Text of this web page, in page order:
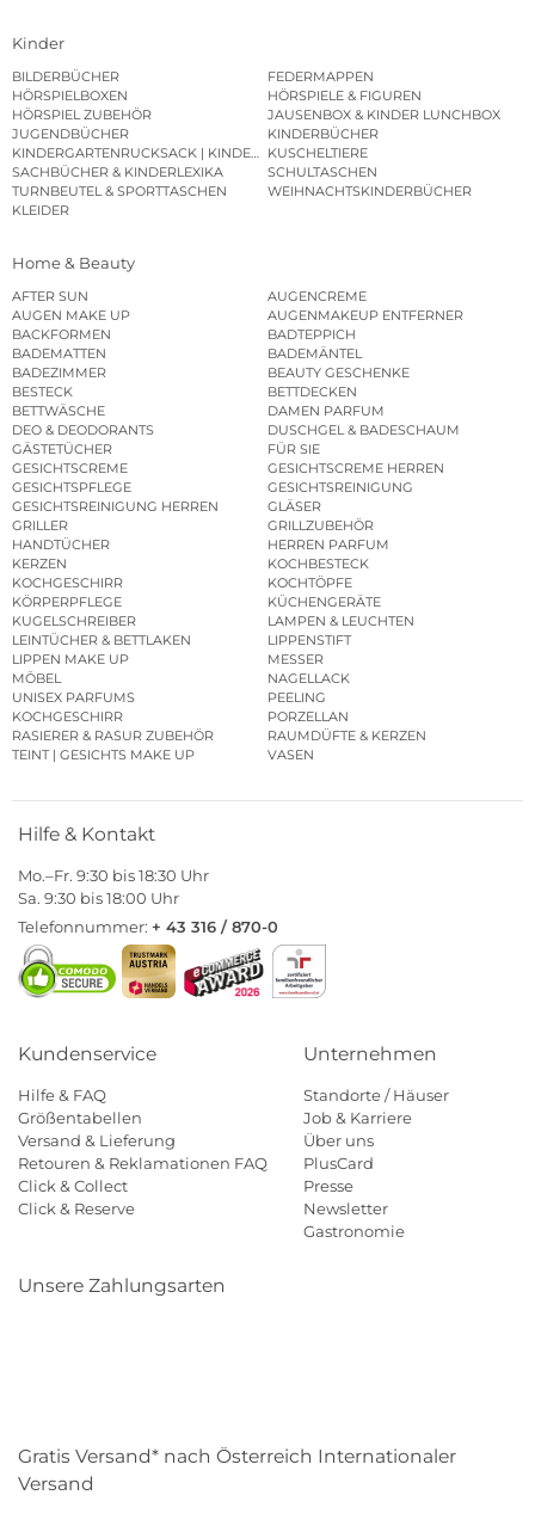
Kinder
BILDERBÜCHER
FEDERMAPPEN
HÖRSPIELBOXEN
HÖRSPIELE & FIGUREN
HÖRSPIEL ZUBEHÖR
JAUSENBOX & KINDER LUNCHBOX
JUGENDBÜCHER
KINDERBÜCHER
KINDERGARTENRUCKSACK | KINDERGARTENBEUTEL
KUSCHELTIERE
SACHBÜCHER & KINDERLEXIKA
SCHULTASCHEN
TURNBEUTEL & SPORTTASCHEN
WEIHNACHTSKINDERBÜCHER
KLEIDER
Home & Beauty
AFTER SUN
AUGENCREME
AUGEN MAKE UP
AUGENMAKEUP ENTFERNER
BACKFORMEN
BADTEPPICH
BADEMATTEN
BADEMÄNTEL
BADEZIMMER
BEAUTY GESCHENKE
BESTECK
BETTDECKEN
BETTWÄSCHE
DAMEN PARFUM
DEO & DEODORANTS
DUSCHGEL & BADESCHAUM
GÄSTETÜCHER
FÜR SIE
GESICHTSCREME
GESICHTSCREME HERREN
GESICHTSPFLEGE
GESICHTSREINIGUNG
GESICHTSREINIGUNG HERREN
GLÄSER
GRILLER
GRILLZUBEHÖR
HANDTÜCHER
HERREN PARFUM
KERZEN
KOCHBESTECK
KOCHGESCHIRR
KOCHTÖPFE
KÖRPERPFLEGE
KÜCHENGERÄTE
KUGELSCHREIBER
LAMPEN & LEUCHTEN
LEINTÜCHER & BETTLAKEN
LIPPENSTIFT
LIPPEN MAKE UP
MESSER
MÖBEL
NAGELLACK
UNISEX PARFUMS
PEELING
KOCHGESCHIRR
PORZELLAN
RASIERER & RASUR ZUBEHÖR
RAUMDÜFTE & KERZEN
TEINT | GESICHTS MAKE UP
VASEN
Hilfe & Kontakt
Mo.–Fr. 9:30 bis 18:30 Uhr
Sa. 9:30 bis 18:00 Uhr
Telefonnummer: + 43 316 / 870-0
Kundenservice
Hilfe & FAQ
Größentabellen
Versand & Lieferung
Retouren & Reklamationen FAQ
Click & Collect
Click & Reserve
Unternehmen
Standorte / Häuser
Job & Karriere
Über uns
PlusCard
Presse
Newsletter
Gastronomie
Unsere Zahlungsarten
Gratis Versand* nach Österreich Internationaler
Versand